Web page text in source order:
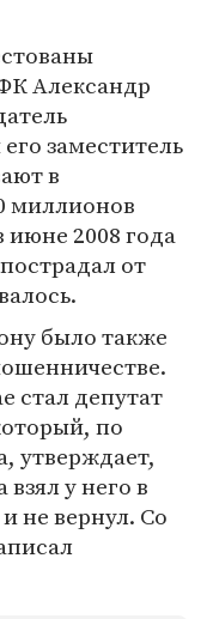
Александр
заместитель
в
миллионов
июне 2008 года
от
было также
стал депутат
по
утверждает,
у него в
не вернул. Со